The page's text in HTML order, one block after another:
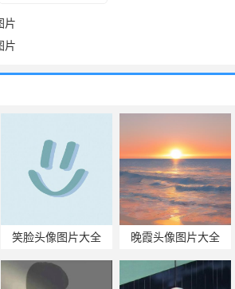
片
片
笑脸头像图片大全 晚霞头像图片大全